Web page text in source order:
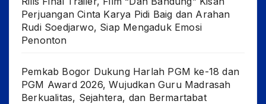
Perjuangan Cinta Karya Pidi Baig dan Arahan
Rudi Soedjarwo, Siap Mengaduk Emosi
Penonton
Pemkab Bogor Dukung Harlah PGM ke-18 dan
PGM Award 2026, Wujudkan Guru Madrasah
Berkualitas, Sejahtera, dan Bermartabat